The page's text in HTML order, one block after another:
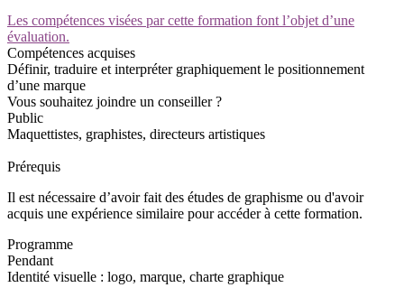
Les compétences visées par cette formation font l’objet d’une
évaluation.
Compétences acquises
Définir, traduire et interpréter graphiquement le positionnement
d’une marque
Vous souhaitez joindre un conseiller ?
Public
Maquettistes, graphistes, directeurs artistiques
Prérequis
Il est nécessaire d’avoir fait des études de graphisme ou d'avoir
acquis une expérience similaire pour accéder à cette formation.
Programme
Pendant
Identité visuelle : logo, marque, charte graphique